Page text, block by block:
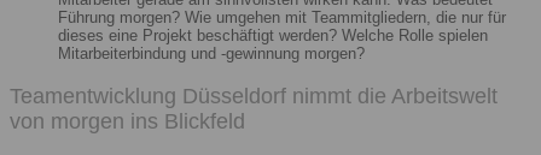
Führung morgen? Wie umgehen mit Teammitgliedern, die nur für
dieses eine Projekt beschäftigt werden? Welche Rolle spielen
Mitarbeiterbindung und -gewinnung morgen?
Teamentwicklung Düsseldorf nimmt die Arbeitswelt
von morgen ins Blickfeld